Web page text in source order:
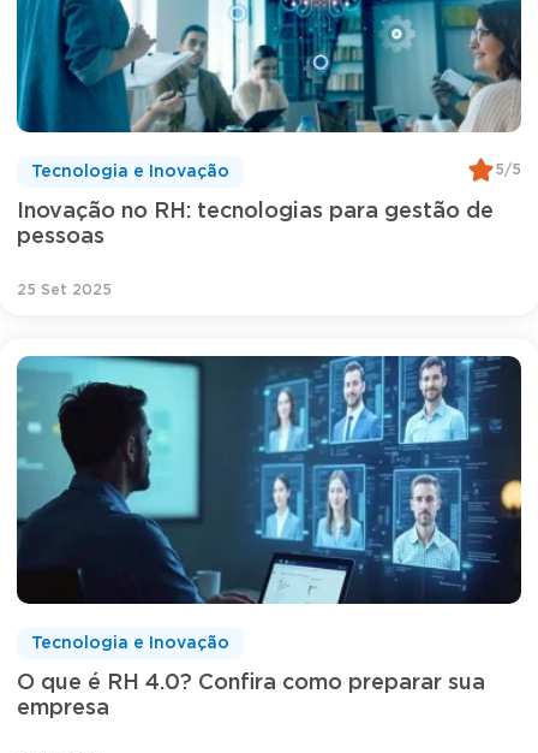
Inovação no RH: tecnologias para gestão de
pessoas
Tecnologia e Inovação 5/5
25 Set 2025
O que é RH 4.0? Confira como preparar sua
empresa
Tecnologia e Inovação